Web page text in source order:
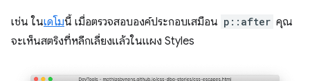
เช่น ในเดโมนี้ เมื่อตรวจสอบองค์ประกอบเสมือน p::after คุณ
จะเห็นสตริงที่หลีกเลี่ยงแล้วในแผง Styles